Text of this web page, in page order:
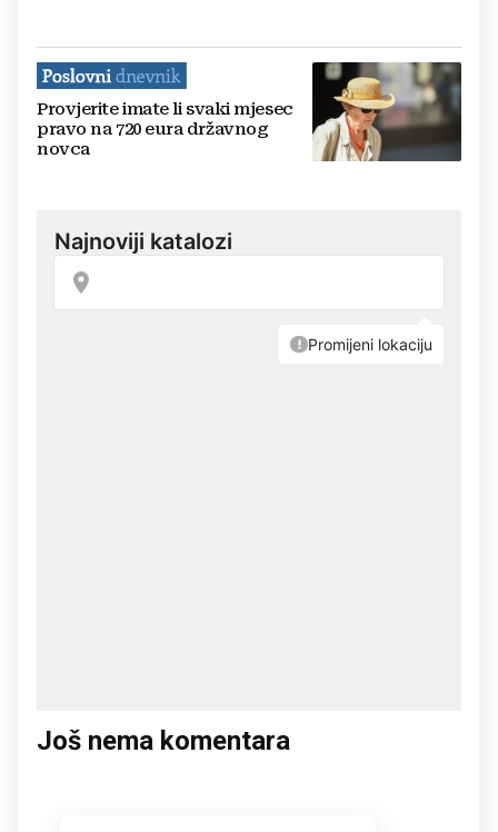
Provjerite imate li svaki mjesec
pravo na 720 eura državnog
novca
Još nema komentara